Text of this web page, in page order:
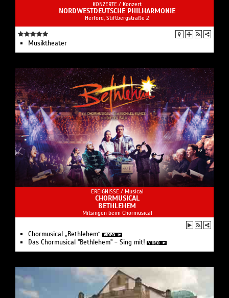
KONZERTE / Konzert
NORDWESTDEUTSCHE PHILHARMONIE
Herford, Stiftbergstraße 2
Musiktheater
EREIGNISSE / Musical
CHORMUSICAL
BETHLEHEM
Mitsingen beim Chormusical
Chormusical „Bethlehem“
Das Chormusical "Bethlehem" - Sing mit!